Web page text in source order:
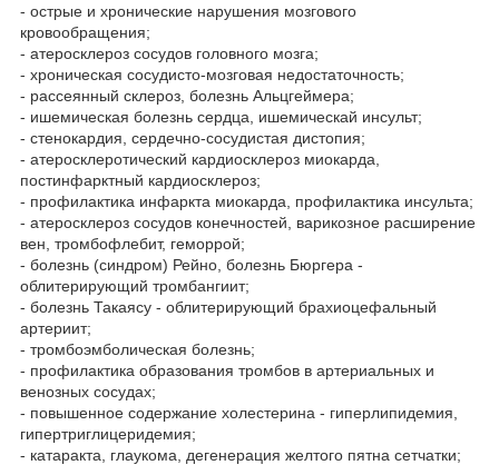
- острые и хронические нарушения мозгового
кровообращения;
- атеросклероз сосудов головного мозга;
- хроническая сосудисто-мозговая недостаточность;
- рассеянный склероз, болезнь Альцгеймера;
- ишемическая болезнь сердца, ишемическай инсульт;
- стенокардия, сердечно-сосудистая дистопия;
- атеросклеротический кардиосклероз миокарда,
постинфарктный кардиосклероз;
- профилактика инфаркта миокарда, профилактика инсульта;
- атеросклероз сосудов конечностей, варикозное расширение
вен, тромбофлебит, геморрой;
- болезнь (синдром) Рейно, болезнь Бюргера -
облитерирующий тромбангиит;
- болезнь Такаясу - облитерирующий брахиоцефальный
артериит;
- тромбоэмболическая болезнь;
- профилактика образования тромбов в артериальных и
венозных сосудах;
- повышенное содержание холестерина - гиперлипидемия,
гипертриглицеридемия;
- катаракта, глаукома, дегенерация желтого пятна сетчатки;